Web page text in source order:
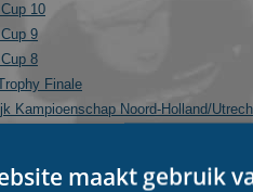
10
9
8
Finale
Kampioenschap Noord-Holland/
2 maakt gebruik